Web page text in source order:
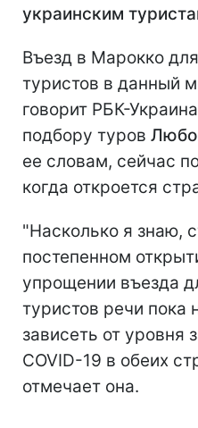
украинским
Въезд в Марокко
туристов в данный
говорит РБК-
подбору туров
ее словам, сейчас
когда откроется
"Насколько я знаю,
постепенном
упрощении въезда
туристов речи пока
зависеть от уровня
COVID-19 в обеих
отмечает она.